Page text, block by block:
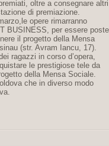
oltre a consegnare altri
di premiazione.
opere rimarranno
BUSINESS, per essere poste
il progetto della Mensa
(str. Avram Iancu, 17).
ragazzi in corso d’opera,
le prestigiose tele da
della Mensa Sociale.
che in diverso modo